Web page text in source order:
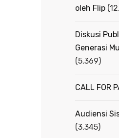
oleh Flip
Diskusi
Generasi
(5,369)
CALL FOR
Audiensi
(3,345)